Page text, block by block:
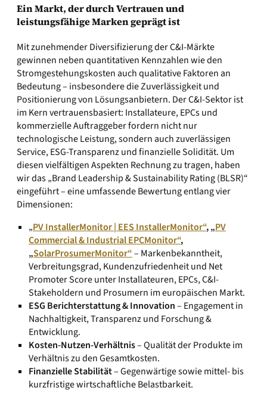
Ein Markt, der durch Vertrauen und
leistungsfähige Marken geprägt ist
Mit zunehmender Diversifizierung der C&I-Märkte
gewinnen neben quantitativen Kennzahlen wie den
Stromgestehungskosten auch qualitative Faktoren an
Bedeutung – insbesondere die Zuverlässigkeit und
Positionierung von Lösungsanbietern. Der C&I-Sektor ist
im Kern vertrauensbasiert: Installateure, EPCs und
kommerzielle Auftraggeber fordern nicht nur
technologische Leistung, sondern auch zuverlässigen
Service, ESG-Transparenz und finanzielle Solidität. Um
diesen vielfältigen Aspekten Rechnung zu tragen, haben
wir das „Brand Leadership & Sustainability Rating (BLSR)“
eingeführt – eine umfassende Bewertung entlang vier
Dimensionen:
„PV InstallerMonitor | EES InstallerMonitor“, „PV
Commercial & Industrial EPCMonitor“,
„SolarProsumerMonitor“– Markenbekanntheit,
Verbreitungsgrad, Kundenzufriedenheit und Net
Promoter Score unter Installateuren, EPCs, C&I-
Stakeholdern und Prosumern im europäischen Markt.
ESG Berichterstattung & Innovation– Engagement in
Nachhaltigkeit, Transparenz und Forschung &
Entwicklung.
Kosten-Nutzen-Verhältnis– Qualität der Produkte im
Verhältnis zu den Gesamtkosten.
Finanzielle Stabilität– Gegenwärtige sowie mittel- bis
kurzfristige wirtschaftliche Belastbarkeit.